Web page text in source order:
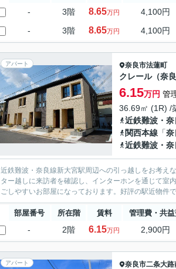
- 3階 8.65万円 4,100円
- 3階 8.65万円 4,100円
アパート 奈良市法蓮町
クレール（奈良
6.15万円 管
36.69㎡ (1R) /
近鉄難波・奈
関西本線 「奈
近鉄難波・奈
近鉄難波・奈良線新大宮駅周辺への引っ越しをお考え
ター越しに来訪者を確認し、インターホンを通じて室
ごしやすいお部屋になっております。好評の駅近物件
部屋番号 所在階 賃料 管理費・共益
- 2階 6.15万円 2,900円
アパート 奈良市二条大路